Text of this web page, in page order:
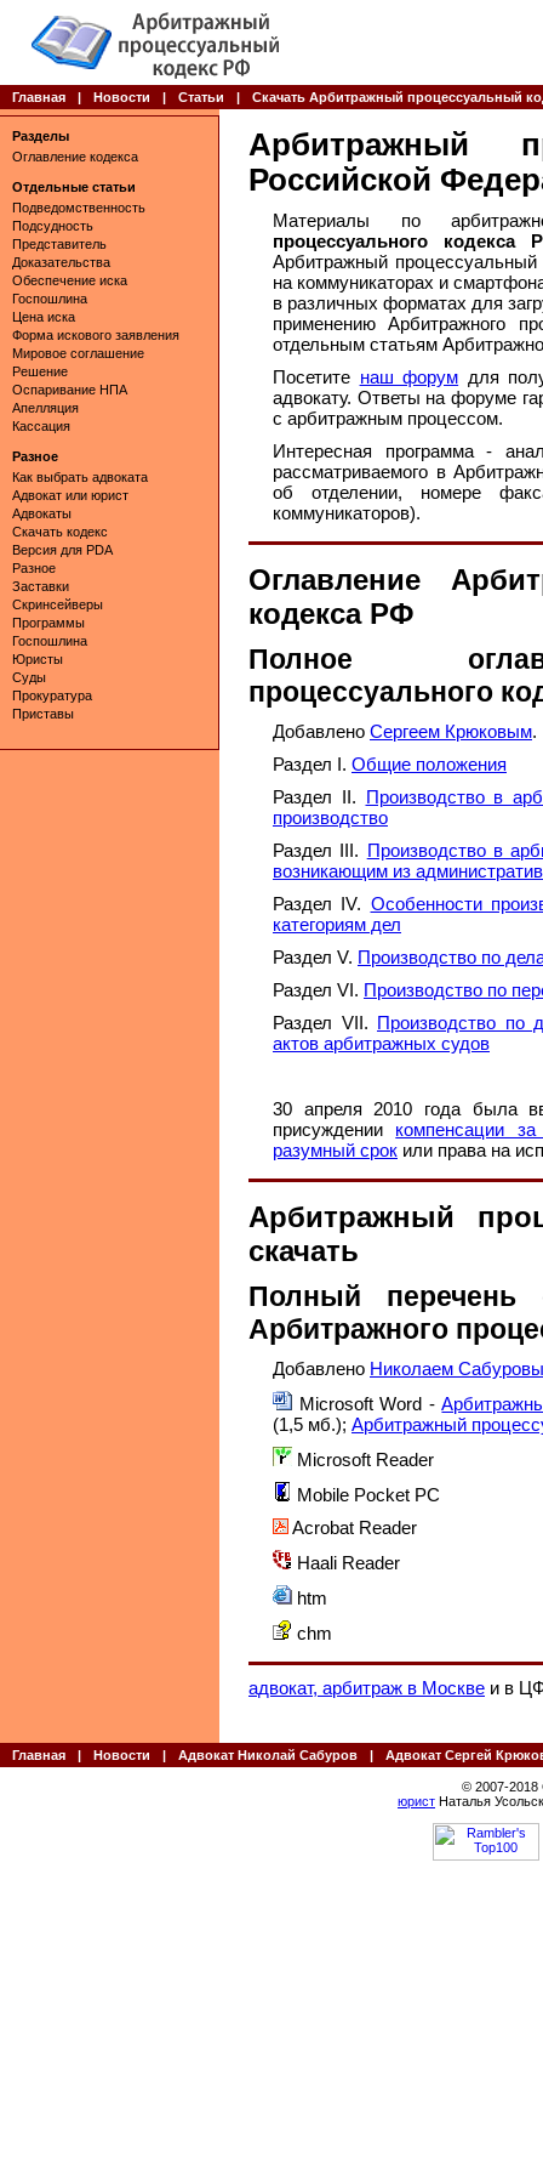
Главная | Новости | Статьи | Скачать Арбитражный процессуальный
Разделы
Оглавление кодекса
Отдельные статьи
Подведомственность
Подсудность
Представитель
Доказательства
Обеспечение иска
Госпошлина
Цена иска
Форма искового заявления
Мировое соглашение
Решение
Оспаривание НПА
Апелляция
Кассация
Разное
Как выбрать адвоката
Адвокат или юрист
Адвокаты
Скачать кодекс
Версия для PDA
Разное
Заставки
Скринсейверы
Программы
Госпошлина
Юристы
Суды
Прокуратура
Приставы
Арбитражный
Российской
Материалы по
процессуального кодекса
Арбитражный
на коммуникаторах и
в различных форматах для
применению Арбитражного
отдельным статьям
Посетите наш форум для
адвокату. Ответы на форуме
с арбитражным процессом.
Интересная программа -
рассматриваемого в
об отделении, номере
коммуникаторов).
Оглавление
кодекса РФ
Полное
процессуального
Добавлено Сергеем Крюковым.
Раздел I. Общие положения
Раздел II. Производство в
производство
Раздел III. Производство в
возникающим из
Раздел IV. Особенности
категориям дел
Раздел V. Производство по
Раздел VI. Производство по
Раздел VII. Производство по
актов арбитражных судов
30 апреля 2010 года была
присуждении компенсации
разумный срок или права на
Арбитражный
скачать
Полный перечень
Арбитражного
Добавлено Николаем
Microsoft Word -
(1,5 мб.); Арбитражный
Microsoft Reader
Mobile Pocket PC
Acrobat Reader
Haali Reader
htm
chm
адвокат, арбитраж в Москве и в
Главная | Новости | Адвокат Николай Сабуров | Адвокат Сергей
© 2007-
юрист Наталья